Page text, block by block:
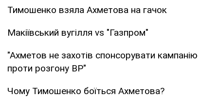
Тимошенко взяла Ахметова на гачок
Макіївський вугілля vs "Газпром"
"Ахметов не захотів спонсорувати кампанію
проти розгону ВР"
Чому Тимошенко боїться Ахметова?